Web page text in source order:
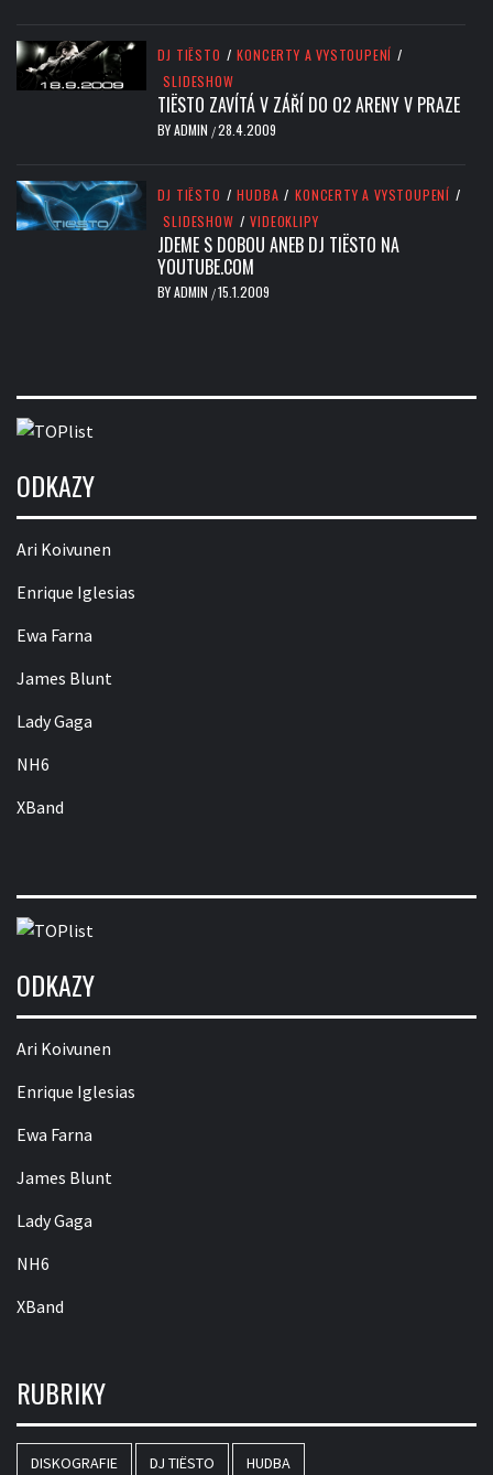
DJ TIËSTO / KONCERTY A VYSTOUPENÍ /
SLIDESHOW
TIËSTO ZAVÍTÁ V ZÁŘÍ DO O2 ARENY V PRAZE
BYADMIN /28.4.2009
DJ TIËSTO / HUDBA / KONCERTY A VYSTOUPENÍ /
SLIDESHOW / VIDEOKLIPY
JDEME S DOBOU ANEB DJ TIËSTO NA
YOUTUBE.COM
BYADMIN /15.1.2009
ODKAZY
Ari Koivunen
Enrique Iglesias
Ewa Farna
James Blunt
Lady Gaga
NH6
XBand
ODKAZY
Ari Koivunen
Enrique Iglesias
Ewa Farna
James Blunt
Lady Gaga
NH6
XBand
RUBRIKY
DISKOGRAFIE DJ TIËSTO HUDBA